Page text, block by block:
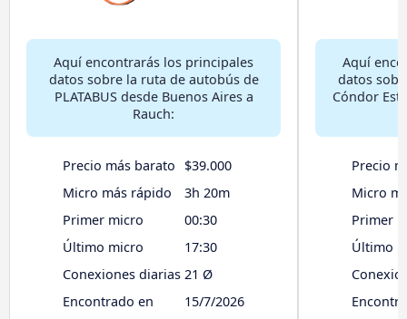
Aquí encontrarás los principales
datos sobre la ruta de autobús de
PLATABUS desde Buenos Aires a
Rauch:
Precio más barato
$39.000
Micro más rápido
3h 20m
Primer micro
00:30
Último micro
17:30
Conexiones diarias 21 Ø
Encontrado en
15/7/2026
Aquí
datos
Cóndor
Precio
Micro
Primer
Último